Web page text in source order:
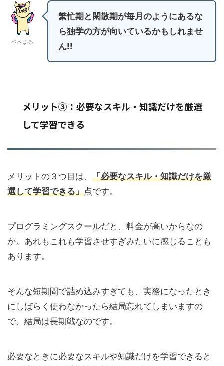
ペペまる
繁忙期と閑散期が毎月のようにあるな
ら独学の方が向いているかもしれませ
ん!!
メリット③：必要なスキル・知識だけを厳選
して学習できる
メリットの３つ目は、 「必要なスキル・知識だけを厳
選して学習できる」点です。
プログラミングスクールだと、料金が高いからなの
か。あれもこれも学習させすぎみたいに感じることも
あります。
そんな短期間で詰め込みすぎても、実務になったとき
にしばらく使わなかったら結局忘れてしまいますの
で、結局は長期戦なのです。
必要なときに必要なスキルや知識だけを学習できると